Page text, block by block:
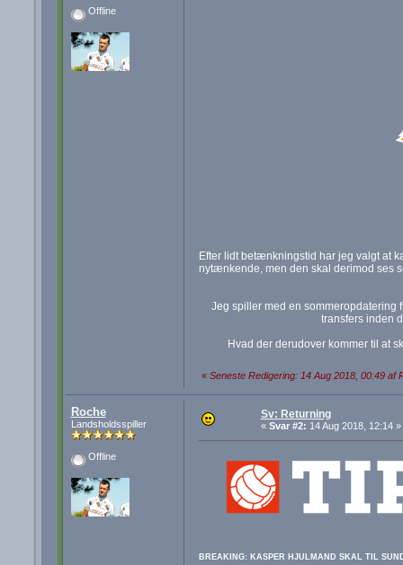
Offline
Efter lidt betænkningstid har jeg valgt at
nytænkende, men den skal derimod ses
Jeg spiller med en sommeropdatering
transfers inden
Hvad der derudover kommer til at
« Seneste Redigering: 14 Aug 2018, 00:49 af
Roche
Landsholdsspiller
Offline
Sv: Returning
« Svar #2: 14 Aug 2018, 12:14 »
BREAKING: KASPER HJULMAND SKAL TIL